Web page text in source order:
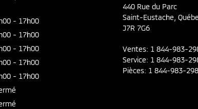
- 17h00
- 17h00
- 17h00
- 17h00
- 17h00
440 Rue du Parc
Saint-Eustache
J7R 7G6
Ventes: 1 844-983-
Service: 1 844-983-
Pièces: 1 844-983-